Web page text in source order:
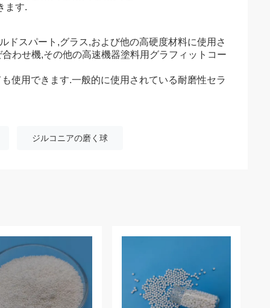
ます.
ドスパート,グラス,および他の高硬度材料に使用さ
わせ機,その他の高速機器塗料用グラフィットコー
使用できます.一般的に使用されている耐磨性セラ
ジルコニアの磨く球